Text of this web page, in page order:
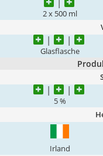
2 x 500 ml
Glasflasche
5 %
Irland